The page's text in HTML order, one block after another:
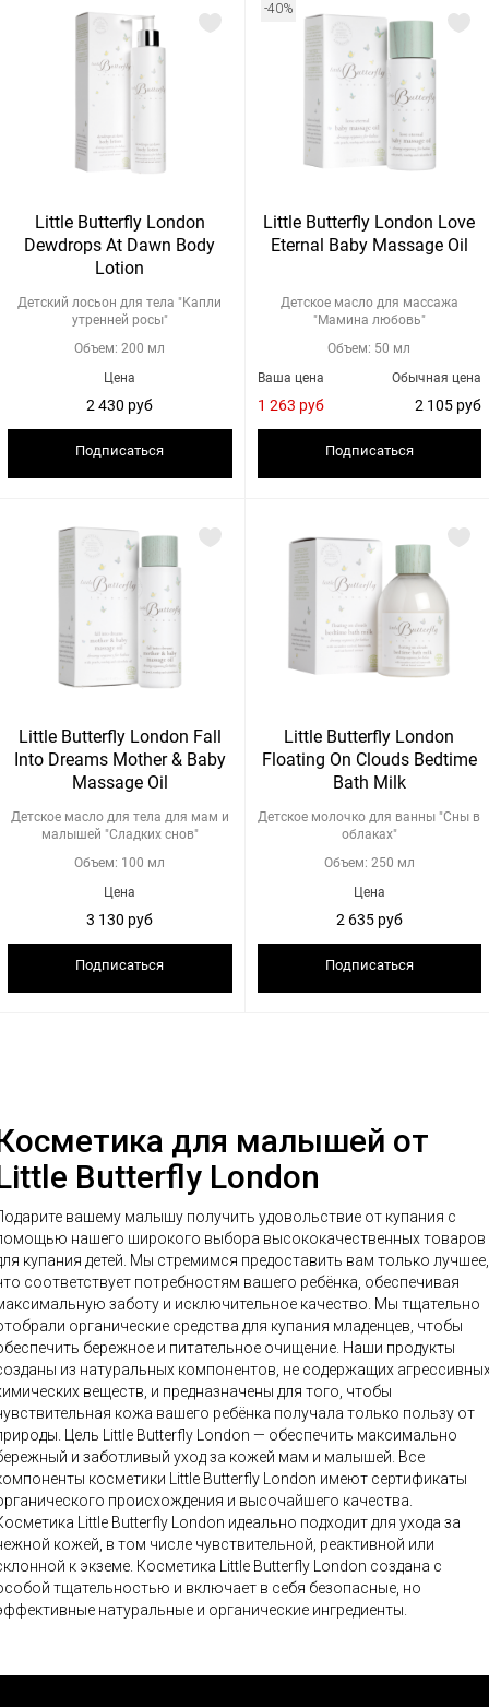
Little Butterfly London
Dewdrops At Dawn Body
Lotion
Детский лосьон для тела "Капли
утренней росы"
Объем: 200 мл
Цена
2 430 руб
Подписаться
-40%
Little Butterfly London Love
Eternal Baby Massage Oil
Детское масло для массажа
"Мамина любовь"
Объем: 50 мл
Обычная цена
2 105 руб
Ваша цена
1 263 руб
Подписаться
Little Butterfly London Fall
Into Dreams Mother & Baby
Massage Oil
Детское масло для тела для мам и
малышей "Сладких снов"
Объем: 100 мл
Цена
3 130 руб
Подписаться
Little Butterfly London
Floating On Clouds Bedtime
Bath Milk
Детское молочко для ванны "Сны в
облаках"
Объем: 250 мл
Цена
2 635 руб
Подписаться
для малышей от
Butterfly London
вашему малышу получить удовольствие от купания с
нашего широкого выбора высококачественных товаров
купания детей. Мы стремимся предоставить вам только лучшее,
соответствует потребностям вашего ребёнка, обеспечивая
заботу и исключительное качество. Мы тщательно
органические средства для купания младенцев, чтобы
бережное и питательное очищение. Наши продукты
из натуральных компонентов, не содержащих
веществ, и предназначены для того, чтобы
кожа вашего ребёнка получала только пользу от
Цель Little Butterfly London — обеспечить максимально
и заботливый уход за кожей мам и малышей. Все
косметики Little Butterfly London имеют сертификаты
происхождения и высочайшего качества.
Little Butterfly London идеально подходит для ухода за
кожей, в том числе чувствительной, реактивной или
к экземе. Косметика Little Butterfly London создана с
тщательностью и включает в себя безопасные, но
натуральные и органические ингредиенты.